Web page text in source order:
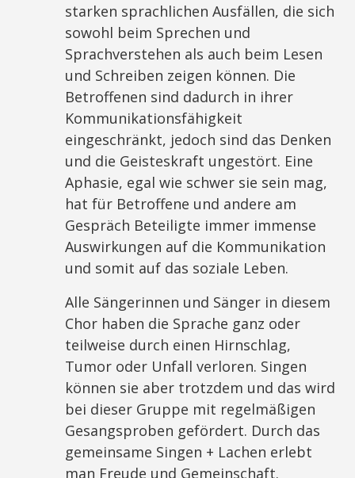
starken sprachlichen Ausfällen, die sich
sowohl beim Sprechen und
Sprachverstehen als auch beim Lesen
und Schreiben zeigen können. Die
Betroffenen sind dadurch in ihrer
Kommunikationsfähigkeit
eingeschränkt, jedoch sind das Denken
und die Geisteskraft ungestört. Eine
Aphasie, egal wie schwer sie sein mag,
hat für Betroffene und andere am
Gespräch Beteiligte immer immense
Auswirkungen auf die Kommunikation
und somit auf das soziale Leben.
Alle Sängerinnen und Sänger in diesem
Chor haben die Sprache ganz oder
teilweise durch einen Hirnschlag,
Tumor oder Unfall verloren. Singen
können sie aber trotzdem und das wird
bei dieser Gruppe mit regelmäßigen
Gesangsproben gefördert. Durch das
gemeinsame Singen + Lachen erlebt
man Freude und Gemeinschaft.